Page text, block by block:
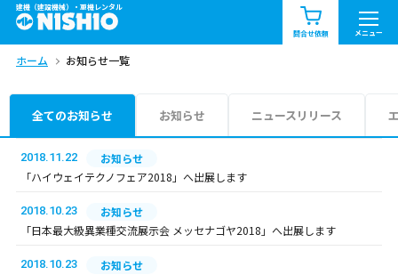
建機（建設機械）・重機レンタル
問合せ依頼 メニュー
商品一覧 お知らせ一覧
問合せ依頼リスト
エリア情報を見る
ホーム お知らせ一覧
全てのお知らせ お知らせ ニュースリリース
2018.11.22
お知らせ
「ハイウェイテクノフェア2018」へ出展します
2018.10.23
お知らせ
「日本最大級異業種交流展示会 メッセナゴヤ2018」へ出展します
2018.10.23
お知らせ